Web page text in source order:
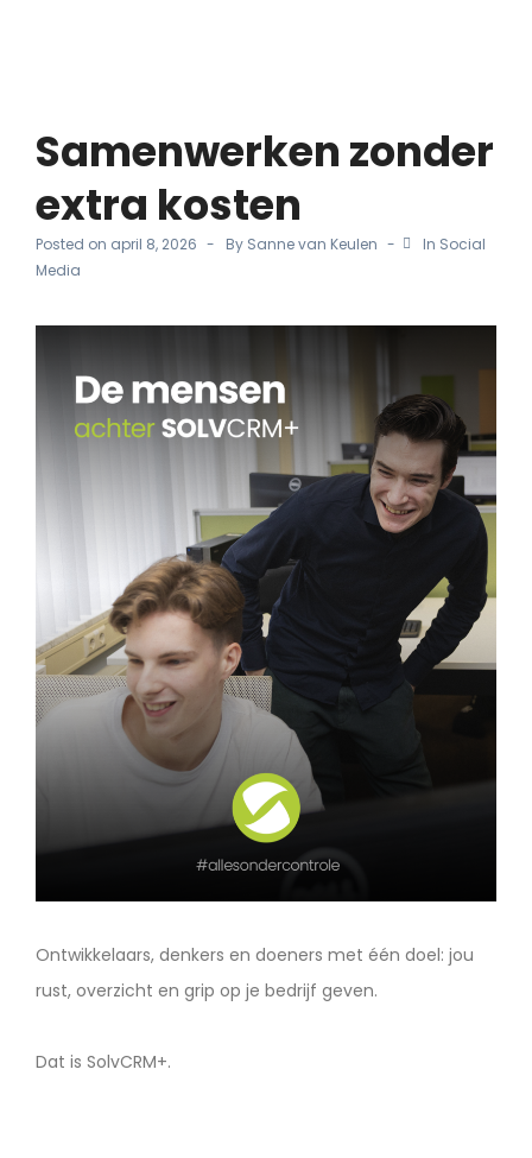
Samenwerken zonder
extra kosten
Posted on april 8, 2026 By Sanne van Keulen In Social
Media
Ontwikkelaars, denkers en doeners met één doel: jou
rust, overzicht en grip op je bedrijf geven.
Dat is SolvCRM+.